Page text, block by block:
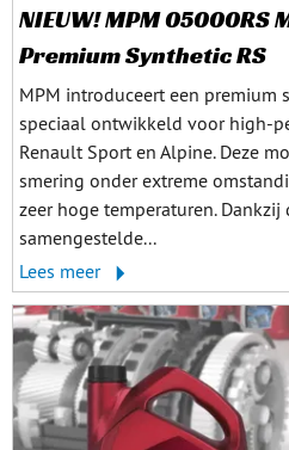
NIEUW! MPM 05000RS
Premium Synthetic RS
MPM introduceert een premium
speciaal ontwikkeld voor high-
Renault Sport en Alpine. Deze
smering onder extreme
zeer hoge temperaturen.
samengestelde...
Lees meer